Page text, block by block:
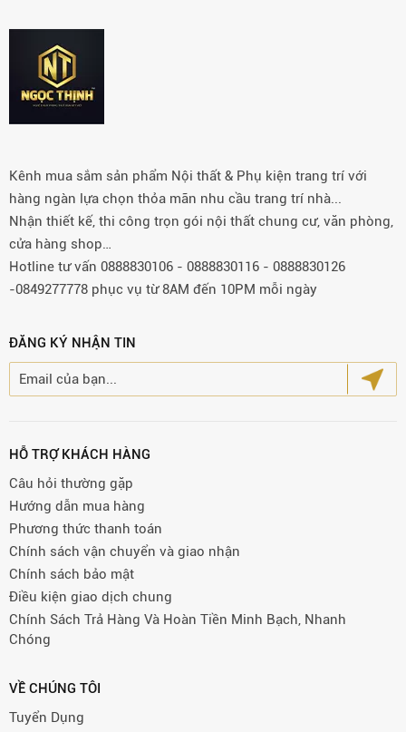
Kênh mua sắm sản phẩm Nội thất & Phụ kiện trang trí với
hàng ngàn lựa chọn thỏa mãn nhu cầu trang trí nhà...
Nhận thiết kế, thi công trọn gói nội thất chung cư, văn phòng,
cửa hàng shop…
Hotline tư vấn 0888830106 - 0888830116 - 0888830126
-0849277778 phục vụ từ 8AM đến 10PM mỗi ngày
ĐĂNG KÝ NHẬN TIN
HỖ TRỢ KHÁCH HÀNG
Câu hỏi thường gặp
Hướng dẫn mua hàng
Phương thức thanh toán
Chính sách vận chuyển và giao nhận
Chính sách bảo mật
Điều kiện giao dịch chung
Chính Sách Trả Hàng Và Hoàn Tiền Minh Bạch, Nhanh
Chóng
VỀ CHÚNG TÔI
Tuyển Dụng